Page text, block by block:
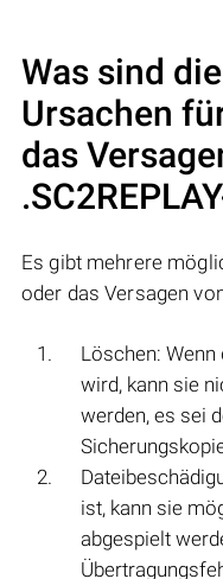
Was sind
Ursachen
das
.SC2REPLAY
Es gibt mehrere
oder das Versagen
Löschen:
wird, kann sie
werden, es sei
ist, kann sie
abgespielt